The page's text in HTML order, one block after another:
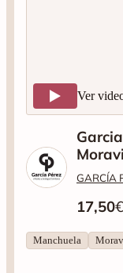
Ver
GARCÍA
17,50€
Manchuela